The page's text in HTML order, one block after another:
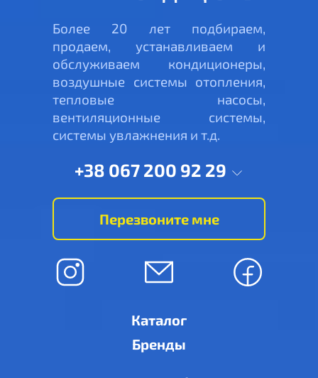
Более 20 лет подбираем,
продаем, устанавливаем и
обслуживаем кондиционеры,
воздушные системы отопления,
тепловые насосы,
вентиляционные системы,
системы увлажнения и т.д.
+38 067 200 92 29
Перезвоните мне
Каталог
Бренды